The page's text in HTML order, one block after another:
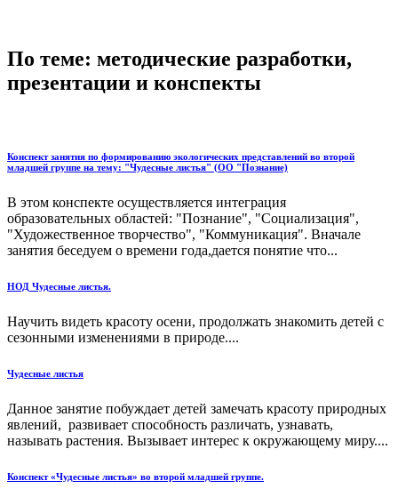
По теме: методические разработки,
презентации и конспекты
Конспект занятия по формированию экологических представлений во второй
младшей группе на тему: "Чудесные листья" (ОО "Познание)
В этом конспекте осуществляется интеграция
образовательных областей: "Познание", "Социализация",
"Художественное творчество", "Коммуникация". Вначале
занятия беседуем о времени года,дается понятие что...
НОД Чудесные листья.
Научить видеть красоту осени, продолжать знакомить детей с
сезонными изменениями в природе....
Чудесные листья
Данное занятие побуждает детей замечать красоту природных
явлений, развивает способность различать, узнавать,
называть растения. Вызывает интерес к окружающему миру....
Конспект «Чудесные листья» во второй младшей группе.